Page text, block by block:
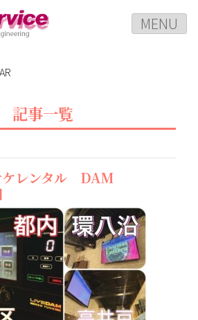
MENU
記事一覧
レンタル DAM